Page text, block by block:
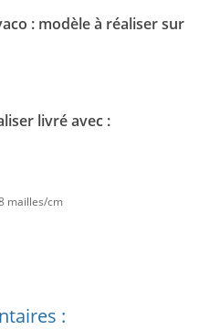
: modèle à réaliser sur
livré avec :
mailles/cm
: